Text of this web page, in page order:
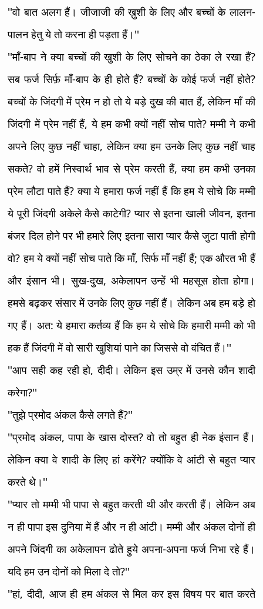
''वो बात अलग हैं। जीजाजी की ख़ुशी के लिए और बच्चों के लालन-
पालन हेतु ये तो करना ही पड़ता हैं।''
''माँ-बाप ने क्या बच्चों की खुशी के लिए सोचने का ठेका ले रखा हैं?
सब फर्ज सिर्फ़ माँ-बाप के ही होते हैं? बच्चों के कोई फर्ज नहीं होते?
बच्चों के जिंदगी में प्रेम न हो तो ये बड़े दुख की बात हैं, लेकिन माँ की
जिंदगी में प्रेम नहीं हैं, ये हम कभी क्यों नहीं सोच पाते? मम्मी ने कभी
अपने लिए कुछ नहीं चाहा, लेकिन क्या हम उनके लिए कुछ नहीं चाह
सकते? वो हमें निस्वार्थ भाव से प्रेम करती हैं, क्या हम कभी उनका
प्रेम लौटा पाते हैं? क्या ये हमारा फर्ज नहीं हैं कि हम ये सोचे कि मम्मी
ये पूरी जिंदगी अकेले कैसे काटेगी? प्यार से इतना खाली जीवन, इतना
बंजर दिल होने पर भी हमारे लिए इतना सारा प्यार कैसे जुटा पाती होगी
वो? हम ये क्यों नहीं सोच पाते कि माँ, सिर्फ माँ नहीं हैं; एक औरत भी हैं
और इंसान भी। सुख-दुख, अकेलापन उन्हें भी महसूस होता होगा।
हमसे बढ़कर संसार में उनके लिए कुछ नहीं हैं। लेकिन अब हम बड़े हो
गए हैं। अत: ये हमारा कर्तव्य हैं कि हम ये सोचे कि हमारी मम्मी को भी
हक हैं जिंदगी में वो सारी खुशियां पाने का जिससे वो वंचित हैं।''
''आप सही कह रही हो, दीदी। लेकिन इस उम्र में उनसे कौन शादी
करेगा?''
''तुझे प्रमोद अंकल कैसे लगते हैं?''
''प्रमोद अंकल, पापा के खास दोस्त? वो तो बहुत ही नेक इंसान हैं।
लेकिन क्या वे शादी के लिए हां करेंगे? क्योंकि वे आंटी से बहुत प्यार
करते थे।''
''प्यार तो मम्मी भी पापा से बहुत करती थी और करती हैं। लेकिन अब
न ही पापा इस दुनिया में हैं और न ही आंटी। मम्मी और अंकल दोनों ही
अपने जिंदगी का अकेलापन ढोते हुये अपना-अपना फर्ज निभा रहे हैं।
यदि हम उन दोनों को मिला दे तो?''
''हां, दीदी, आज ही हम अंकल से मिल कर इस विषय पर बात करते